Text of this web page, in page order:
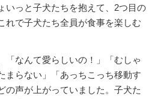
いっと子犬たちを抱えて、2つ目の
れで子犬たち全員が食事を楽しむ
なんて愛らしいの！」「むしゃ
まらない」「あっちこっち移動す
の声が上がっていました。子犬た